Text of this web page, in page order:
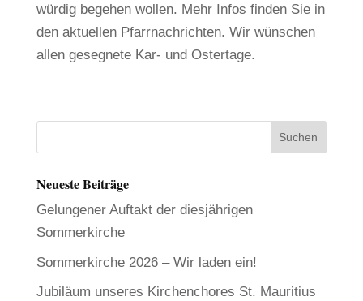
würdig begehen wollen. Mehr Infos finden Sie in
den aktuellen Pfarrnachrichten. Wir wünschen
allen gesegnete Kar- und Ostertage.
Neueste Beiträge
Gelungener Auftakt der diesjährigen
Sommerkirche
Sommerkirche 2026 – Wir laden ein!
Jubiläum unseres Kirchenchores St. Mauritius